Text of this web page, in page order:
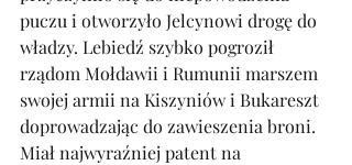
puczu i otworzyło Jelcynowi drogę do
władzy. Lebiedź szybko pogroził
rządom Mołdawii i Rumunii marszem
swojej armii na Kiszyniów i Bukareszt
doprowadzając do zawieszenia broni.
Miał najwyraźniej patent na